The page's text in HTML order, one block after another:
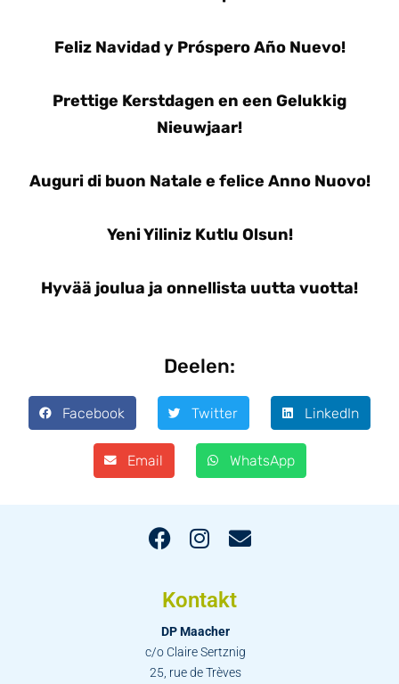
Feliz Navidad y Próspero Año Nuevo!
Prettige Kerstdagen en een Gelukkig
Nieuwjaar!
Auguri di buon Natale e felice Anno Nuovo!
Yeni Yiliniz Kutlu Olsun!
Hyvää joulua ja onnellista uutta vuotta!
Deelen:
Facebook Twitter LinkedIn
Email WhatsApp
Kontakt
DP Maacher
c/o Claire Sertznig
25, rue de Trèves